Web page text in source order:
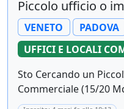
Piccolo ufficio o
VENETO PADOVA
UFFICI E LOCALI
Sto Cercando un
Commerciale (15/20